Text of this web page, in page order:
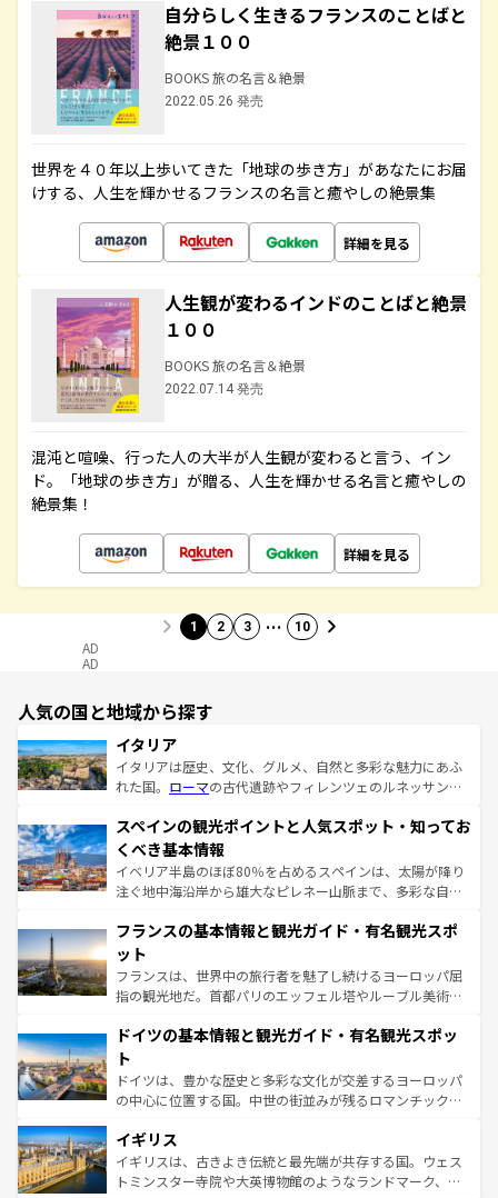
自分らしく生きるフランスのことばと
絶景１００
BOOKS 旅の名言＆絶景
2022.05.26 発売
世界を４０年以上歩いてきた「地球の歩き方」があなたにお届
けする、人生を輝かせるフランスの名言と癒やしの絶景集
詳細を見る
人生観が変わるインドのことばと絶景
１００
BOOKS 旅の名言＆絶景
2022.07.14 発売
混沌と喧噪、行った人の大半が人生観が変わると言う、イン
ド。「地球の歩き方」が贈る、人生を輝かせる名言と癒やしの
絶景集！
詳細を見る
1 2 3 … 10
AD
AD
人気の国と地域から探す
イタリア
イタリアは歴史、文化、グルメ、自然と多彩な魅力にあふ
れた国。 ローマの古代遺跡やフィレンツェのルネッサンス
ろん、トスカーナの美しい田園風景やアマルフィ海岸の絶
景など、自然景観も見逃せない。観光の合間には、本場の
ピザやパスタなど、絶品のイタリア料理を堪能することも
できる。朝目覚めてから夜眠るまで、すべての瞬間を楽し
なお、新着のイタリア情報はコンテンツ一覧を参照してほ
しい。
スペインの観光ポイントと人気スポット・知ってお
くべき基本情報
イベリア半島のほぼ80％を占めるスペインは、太陽が降り
注ぐ地中海沿岸から雄大なピレネー山脈まで、多彩な自然
文化が根付くこの国では、情熱的なフラメンコ、熱気あふ
れる闘牛、そして美味しいタパスが生活の一部となってい
る。首都マドリードの洗練された雰囲気や、バルセロナの
アートに溢れた街角から、地方では古代ローマ遺跡や中世
せる。地方によって風土や気候が異なるスペインはその個
ンテンツ一覧 を参照してほしい。
フランスの基本情報と観光ガイド・有名観光スポ
ット
フランスは、世界中の旅行者を魅了し続けるヨーロッパ屈
指の観光地だ。首都パリのエッフェル塔やルーブル美術館
で、幅広い魅力が詰まっている。華麗な宮殿、歴史的な大
聖堂、美しいビーチ、そして豊かな自然が、訪れる者を心
から魅了する。また、フランスは美食の国としても知ら
れ、フランス料理はユネスコ無形文化遺産にも登録されて
香り高いラベンダー畑など、多彩な楽しみ方が可能だ。さ
らに、パリ以外の地域にも魅力が溢れており、どの街角に
も豊かな歴史と文化が息づいている。パリ以外の個性あふ
ドイツの基本情報と観光ガイド・有名観光スポッ
ト
ドイツは、豊かな歴史と多彩な文化が交差するヨーロッパ
の中心に位置する国。中世の街並みが残るロマンチック街
顔を持つこの国は、どこを歩いても飽きることがない。ベ
ルリンの文化的活気、バイエルン州のアルプスの絶景、そ
してライン川沿いのワイン畑といった風景は必見。ビール
イギリス
イギリスは、古きよき伝統と最先端が共存する国。ウェス
トミンスター寺院や大英博物館のようなランドマーク、歴